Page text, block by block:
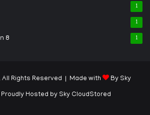
1
1
8 1
All Rights Reserved | Made with By Sky
| Proudly Hosted by Sky CloudStored